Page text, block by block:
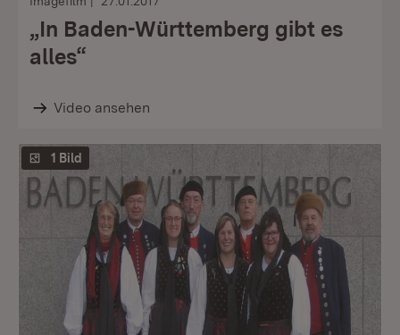
„In Baden-Württemberg gibt es
alles“
Video ansehen
1 Bild